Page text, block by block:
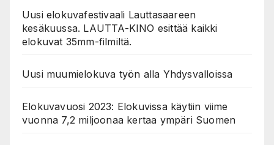
Uusi elokuvafestivaali Lauttasaareen
kesäkuussa. LAUTTA-KINO esittää kaikki
elokuvat 35mm-filmiltä.
Uusi muumielokuva työn alla Yhdysvalloissa
Elokuvavuosi 2023: Elokuvissa käytiin viime
vuonna 7,2 miljoonaa kertaa ympäri Suomen